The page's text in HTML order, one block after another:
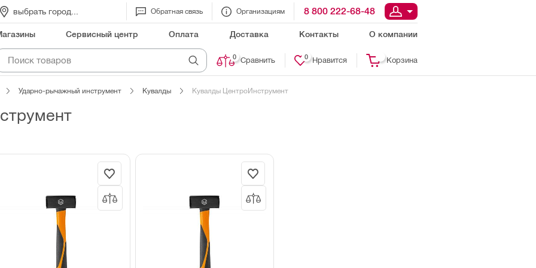
выбрать город... Обратная связь Организациям 8 800 222-68-48
Сервисный центр Оплата Доставка Контакты О компании
Сравнить
0 Нравится
0 Корзина
Ударно-рычажный инструмент Кувалды Кувалды ЦентроИнструмент